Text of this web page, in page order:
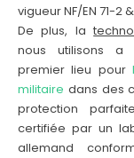
vigueur NF/EN 71-2 &
De plus, la
nous utilisons a
premier lieu pour
militaire dans des
protection
certifiée par un
allemand